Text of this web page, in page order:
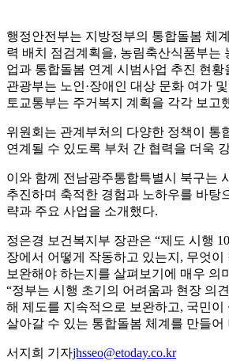
행정안전부는 지방정부의 통합돌봄 체
력 배치 점검계획을, 농림축산식품부는
업과 통합돌봄 연계 시범사업 추진 현황
관광부는 노인·장애인 대상 문화 여가
토교통부는 주거복지 계획을 각각 보고
위원회는 관계부처의 다양한 정책이 통
연계될 수 있도록 부처 간 협력을 더욱
이와 함께 전남광주통합특별시 북구는
추진하며 축적한 경험과 노하우를 바탕
략과 주요 사업을 소개했다.
정은경 보건복지부 장관은 “제도 시행
장에서 어떻게 작동하고 있는지, 무엇이
보완해야 하는지를 살펴보기에 매우 의
“정부는 시행 초기의 어려움과 현장 의
해 제도를 지속적으로 보완하고, 국민이
살아갈 수 있는 통합돌봄 체계를 만들어
서지희 기자jhsseo@etoday.co.kr